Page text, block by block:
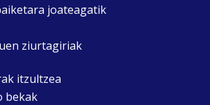
joateagatik
ziurtagiriak
itzultzea
bekak